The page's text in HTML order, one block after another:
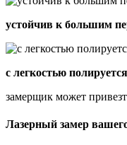
устойчив к большим
с легкостью
замерщик может
Лазерный замер